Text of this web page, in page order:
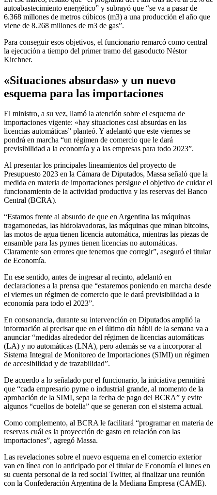
autoabastecimiento energético” y subrayó que “se va a pasar de
6.368 millones de metros cúbicos (m3) a una producción el año que
viene de 8.268 millones de m3 de gas”.
Para conseguir esos objetivos, el funcionario remarcó como central
la ejecución a tiempo del primer tramo del gasoducto Néstor
Kirchner.
«Situaciones absurdas» y un nuevo
esquema para las importaciones
El ministro, a su vez, llamó la atención sobre el esquema de
importaciones vigente: «hay situaciones casi absurdas en las
licencias automáticas” planteó. Y adelantó que este viernes se
pondrá en marcha “un régimen de comercio que le dará
previsibilidad a la economía y a las empresas para todo 2023”.
Al presentar los principales lineamientos del proyecto de
Presupuesto 2023 en la Cámara de Diputados, Massa señaló que la
medida en materia de importaciones persigue el objetivo de cuidar el
funcionamiento de la actividad productiva y las reservas del Banco
Central (BCRA).
“Estamos frente al absurdo de que en Argentina las máquinas
tragamonedas, las hidrolavadoras, las máquinas que minan bitcoins,
las motos de agua tienen licencia automática, mientras las piezas de
ensamble para las pymes tienen licencias no automáticas.
Claramente son errores que tenemos que corregir”, aseguró el titular
de Economía.
En ese sentido, antes de ingresar al recinto, adelantó en
declaraciones a la prensa que “estaremos poniendo en marcha desde
el viernes un régimen de comercio que le dará previsibilidad a la
economía para todo el 2023”.
En consonancia, durante su intervención en Diputados amplió la
información al precisar que en el último día hábil de la semana va a
anunciar “medidas alrededor del régimen de licencias automáticas
(LA) y no automáticas (LNA), pero además se va a incorporar al
Sistema Integral de Monitoreo de Importaciones (SIMI) un régimen
de accesibilidad y de trazabilidad”.
De acuerdo a lo señalado por el funcionario, la iniciativa permitirá
que “cada empresario pyme o industrial grande, al momento de la
aprobación de la SIMI, sepa la fecha de pago del BCRA” y evite
algunos “cuellos de botella” que se generan con el sistema actual.
Como complemento, al BCRA le facilitará “programar en materia de
reservas cuál es la proyección de gasto en relación con las
importaciones”, agregó Massa.
Las revelaciones sobre el nuevo esquema en el comercio exterior
van en línea con lo anticipado por el titular de Economía el lunes en
su cuenta personal de la red social Twitter, al finalizar una reunión
con la Confederación Argentina de la Mediana Empresa (CAME).